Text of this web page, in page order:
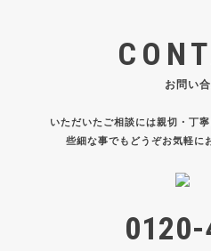
お問い
いただいたご相談には親切・丁
些細な事でもどうぞお気軽に